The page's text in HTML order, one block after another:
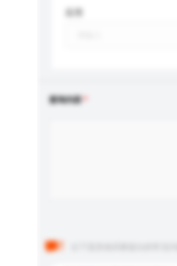
查询内容